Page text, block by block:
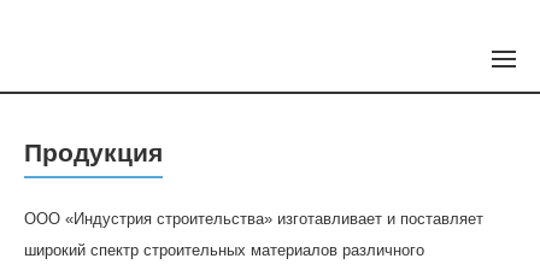
Продукция
ООО «Индустрия строительства» изготавливает и поставляет
широкий спектр строительных материалов различного